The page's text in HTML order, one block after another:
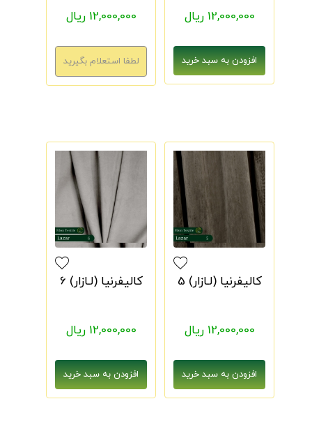
12,000,000 ریال 12,000,000 ریال
کالیفرنیا (لـازار) 5
12,000,000 ریال
کالیفرنیا (لـازار) 6
12,000,000 ریال